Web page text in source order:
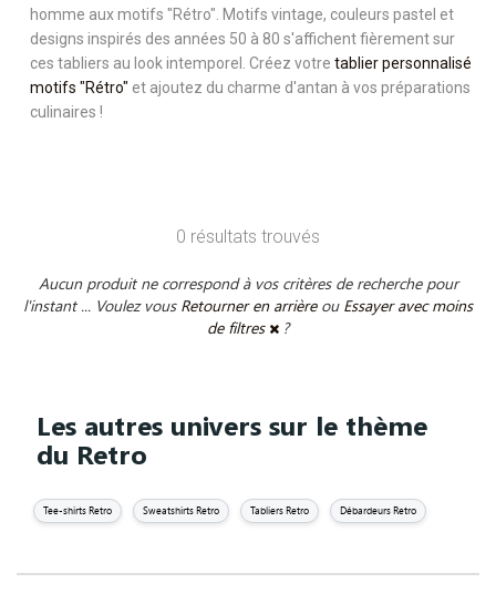
homme aux motifs "Rétro". Motifs vintage, couleurs pastel et
designs inspirés des années 50 à 80 s'affichent fièrement sur
ces tabliers au look intemporel. Créez votre tablier personnalisé
motifs "Rétro" et ajoutez du charme d'antan à vos préparations
culinaires !
0 résultats trouvés
Aucun produit ne correspond à vos critères de recherche pour
l'instant ... Voulez vous Retourner en arrière ou Essayer avec moins
de filtres
?
Les autres univers sur le thème
du Retro
Tee-shirts Retro Sweatshirts Retro Tabliers Retro Débardeurs Retro